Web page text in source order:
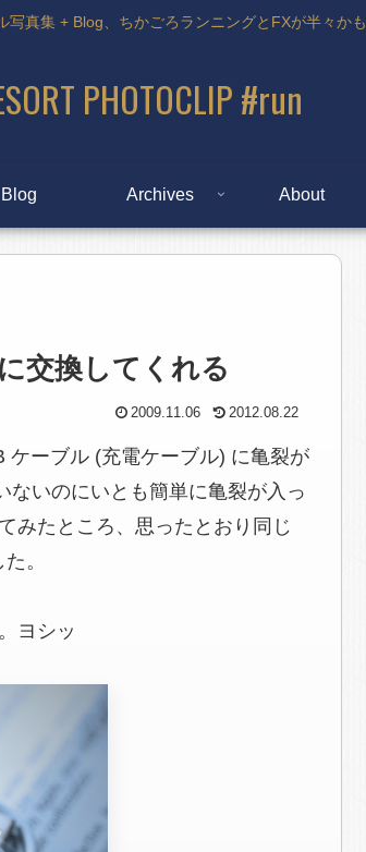
写真集 + Blog、ちかごろランニングとFXが半々かも
PHOTOCLIP #run
Blog Archives About
交換してくれる
2009.11.06 2012.08.22
ケーブル (充電ケーブル) に亀裂が
ないのにいとも簡単に亀裂が入っ
みたところ、思ったとおり同じ
。
ヨシッ